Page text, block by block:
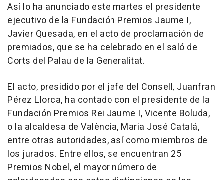
Así lo ha anunciado este martes el presidente
ejecutivo de la Fundación Premios Jaume I,
Javier Quesada, en el acto de proclamación de
premiados, que se ha celebrado en el saló de
Corts del Palau de la Generalitat.
El acto, presidido por el jefe del Consell, Juanfran
Pérez Llorca, ha contado con el presidente de la
Fundación Premios Rei Jaume I, Vicente Boluda,
o la alcaldesa de València, Maria José Catalá,
entre otras autoridades, así como miembros de
los jurados. Entre ellos, se encuentran 25
Premios Nobel, el mayor número de